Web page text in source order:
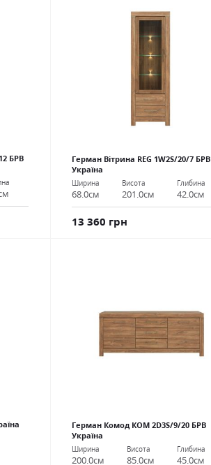
БРВ
Герман Вітрина REG 1W2S/20/7 БРВ
Україна
Ширина
68.0см
Висота
201.0см
Глибина
42.0см
13 360 грн
Герман Комод КОМ 2D3S/9/20 БРВ
Україна
Ширина
200.0см
Висота
85.0см
Глибина
45.0см